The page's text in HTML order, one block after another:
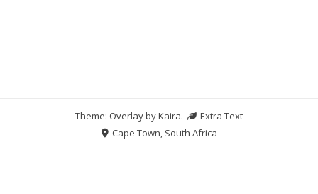
Theme: Overlay byKaira.
Extra Text
Cape Town, South Africa